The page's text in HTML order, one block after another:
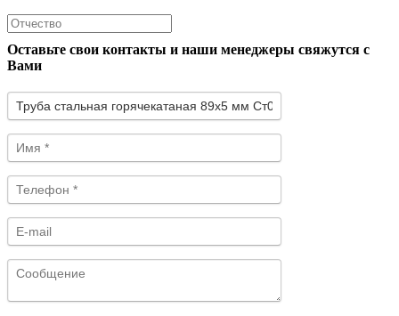
Оставьте свои контакты и наши менеджеры свяжутся с
Вами